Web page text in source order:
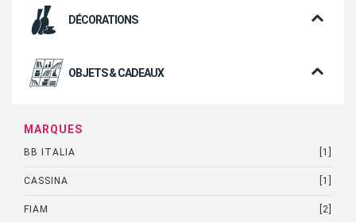
DÉCORATIONS
OBJETS & CADEAUX
MARQUES
BB ITALIA [1]
CASSINA [1]
FIAM [2]